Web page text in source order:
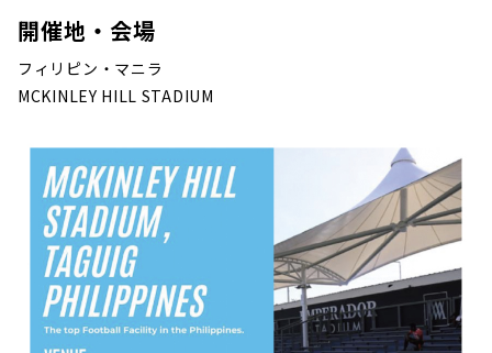
開催地・会場
フィリピン・マニラ
MCKINLEY HILL STADIUM